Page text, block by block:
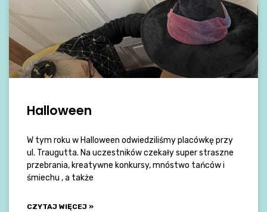
Halloween
W tym roku w Halloween odwiedziliśmy placówkę przy
ul. Traugutta. Na uczestników czekały super straszne
przebrania, kreatywne konkursy, mnóstwo tańców i
śmiechu , a także
CZYTAJ WIĘCEJ »